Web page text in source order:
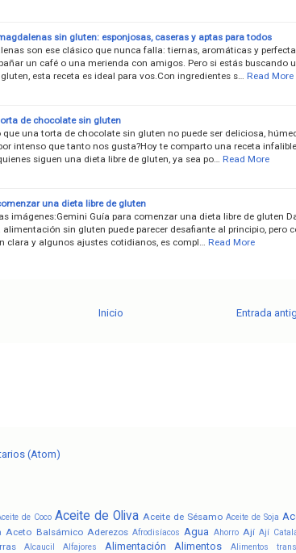
sin gluten: esponjosas, caseras y aptas para todos
son ese clásico que nunca falla: tiernas, aromáticas y
un café o una merienda con amigos. Pero si estás buscando
esta receta es ideal para vos.Con ingredientes s…
Read More
de chocolate sin gluten
que una torta de chocolate sin gluten no puede ser deliciosa,
intenso que tanto nos gusta?Hoy te comparto una receta infalible,
siguen una dieta libre de gluten, ya sea po…
Read More
una dieta libre de gluten
imágenes:Gemini Guía para comenzar una dieta libre de gluten
sin gluten puede parecer desafiante al principio, pero
clara y algunos ajustes cotidianos, es compl…
Read More
Entrada
Inicio
(Atom)
de Coco Aceite de Oliva Aceite de Sésamo Aceite de Soja
Aceto Balsámico Aderezos Afrodisíacos Agua Ahorro Ají Ají
Alcaucil Alfajores Alimentación Alimentos Alimentos